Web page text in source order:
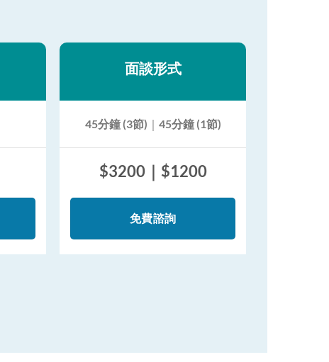
面談形式
45分鐘 (3節) ｜ 45分鐘 (1節)
$3200｜$1200
免費諮詢